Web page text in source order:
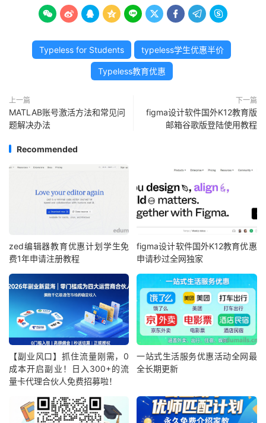
        
Typeless for Students typeless学生优惠半价
Typeless教育优惠
上一篇
MATLAB账号激活方法和常见问
题解决办法
下一篇
figma设计软件国外K12教育版
邮箱谷歌版登陆使用教程
Recommended
zed编辑器教育优惠计划学生免
费1年申请注册教程
figma设计软件国外K12教育优惠
申请秒过全网独家
【副业风口】抓住流量刚需，0
成本开启副业！日入300+的流
量卡代理合伙人免费招募啦！
一站式生活服务优惠活动全网最
全长期更新